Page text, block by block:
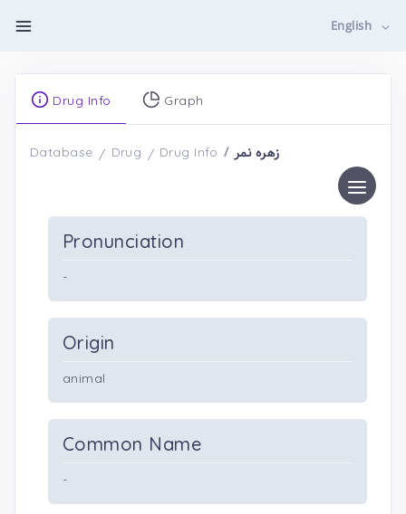
English
Drug Info Graph
Database Drug Drug Info زهره نمر
Pronunciation
-
Origin
animal
Common Name
-